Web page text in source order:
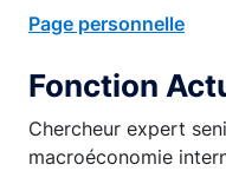
Page personnelle
Fonction
Chercheur expert
macroéconomie